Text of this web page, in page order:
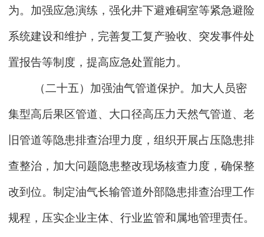
为。加强应急演练，强化井下避难硐室等紧急避险
系统建设和维护，完善复工复产验收、突发事件处
置报告等制度，提高应急处置能力。
（二十五）加强油气管道保护。加大人员密
集型高后果区管道、大口径高压力天然气管道、老
旧管道等隐患排查治理力度，组织开展占压隐患排
查整治，加大问题隐患整改现场核查力度，确保整
改到位。制定油气长输管道外部隐患排查治理工作
规程，压实企业主体、行业监管和属地管理责任。